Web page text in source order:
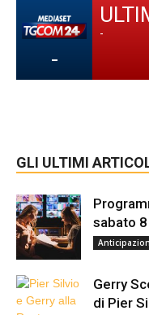
-
-
GLI ULTIMI
sabato
Gerry
di Pier